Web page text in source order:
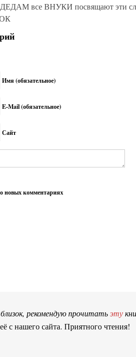
ДЕДАМ все ВНУКИ посвящают эти
Имя (обязательное)
E-Mail (обязательное)
Сайт
новых комментариях
рекомендую прочитатьэту
с нашего сайта. Приятного чтения!